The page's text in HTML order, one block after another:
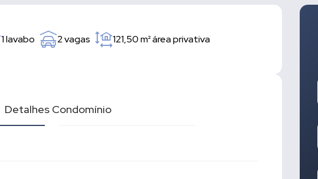
1 lavabo 2 vagas 121,50 m²área privativa
Detalhes Condomínio